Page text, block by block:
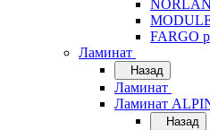
FARGO
Ламинат
Назад
Ламинат
Ламинат
Назад